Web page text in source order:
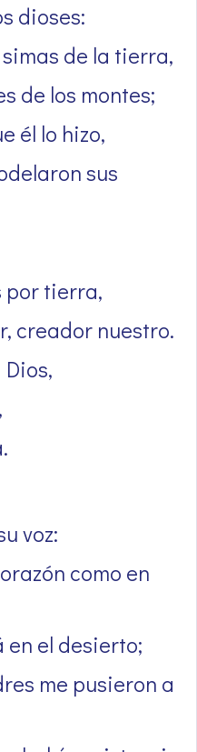
dioses:
de la tierra,
de los montes;
él lo hizo,
sus
por tierra,
creador nuestro.
voz:
como en
el desierto;
me pusieron a